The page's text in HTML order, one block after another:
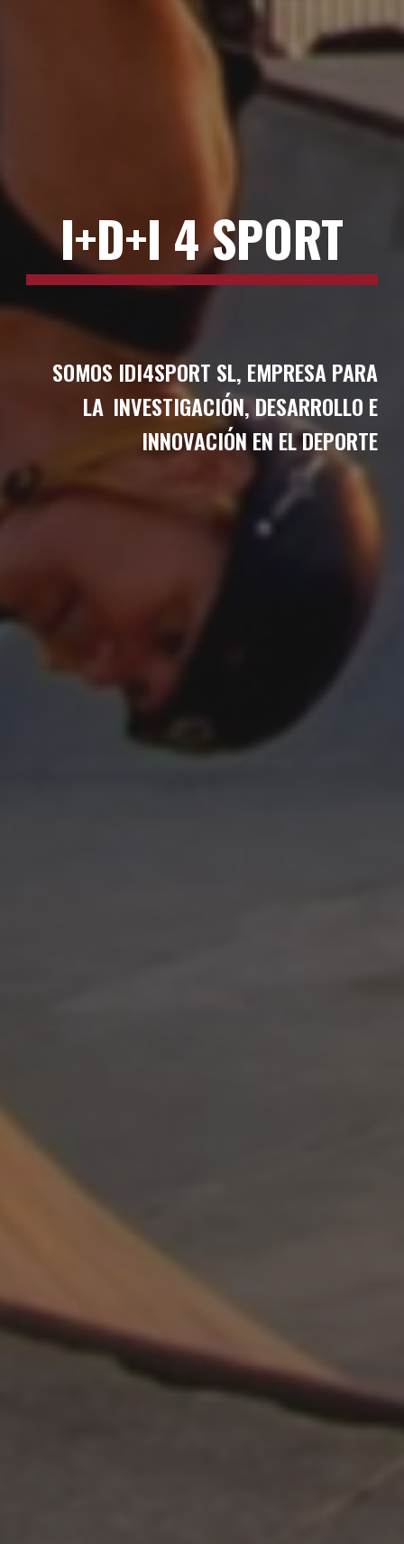
I+D+I 4 SPORT
SOMOS IDI4SPORT SL, EMPRESA PARA
LA INVESTIGACIÓN, DESARROLLO E
INNOVACIÓN EN EL DEPORTE